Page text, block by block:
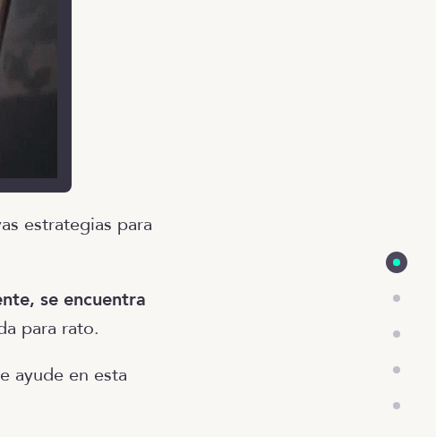
estrategias para
se encuentra
para rato.
ayude en esta